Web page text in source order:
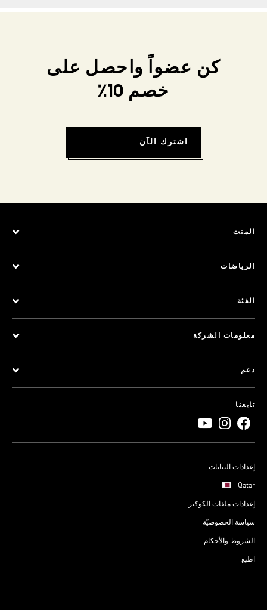
كن عضواً واحصل على
خصم 10٪
اشترك الآن
المنت
الرياضات
الفئة
معلومات الشركة
دعم
تابعنا
إعدادات البيانات
Qatar
إعدادات ملفات الكوكيز
سياسة الخصوصيّة
الشروط والأحكام
اطبع